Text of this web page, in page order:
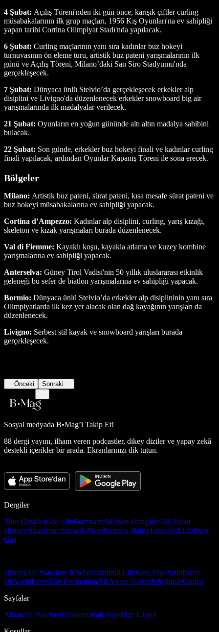
4 Şubat: Açılış Töreni'nden iki gün önce, karışık çiftler curling
müsabakalarının ilk grup maçları, 1956 Kış Oyunları'na ev sahipliği
yapan tarihi Cortina Olimpiyat Stadı'nda yapılacak.
6 Şubat: Curling maçlarının yanı sıra kadınlar buz hokeyi
turnuvasının ön eleme turu, artistik buz pateni yarışmalarının ilk
günü ve Açılış Töreni, Milano’daki San Siro Stadyumu'nda
gerçekleşecek.
7 Şubat: Dünyaca ünlü Stelvio’da gerçekleşecek erkekler alp
disiplini ve Livigno'da düzenlenecek erkekler snowboard big air
yarışmalarında ilk madalyalar verilecek.
21 Şubat: Oyunların en yoğun gününde altı altın madalya sahibini
bulacak.
22 Şubat: Son günde, erkekler buz hokeyi finali ve kadınlar curling
finali yapılacak, ardından Oyunlar Kapanış Töreni ile sona erecek.
Bölgeler
Milano: Artistik buz pateni, sürat pateni, kısa mesafe sürat pateni ve
buz hokeyi müsabakalarına ev sahipliği yapacak.
Cortina d’Ampezzo: Kadınlar alp disiplini, curling, yarış kızağı,
skeleton ve kızak yarışmaları burada düzenlenecek.
Val di Fiemme: Kayaklı koşu, kayakla atlama ve kuzey kombine
yarışmalarına ev sahipliği yapacak.
Anterselva: Güney Tirol Vadisi'nin 50 yıllık uluslararası etkinlik
geleneği bu sefer de biatlon yarışmalarına ev sahipliği yapacak.
Bormio: Dünyaca ünlü Stelvio’da erkekler alp disiplininin yanı sıra
Olimpiyatlarda ilk kez yer alacak olan dağ kayağının yarışları da
düzenlenecek.
Livigno: Serbest stil kayak ve snowboard yarışları burada
gerçekleşecek.
Önceki Sonraki
Sosyal medyada B•Mag’i Takip Et!
88 dergi yayını, ilham veren podcastler, dikey diziler ve yapay zekâ
destekli içerikler bir arada. Ekranlarınızı dik tutun.
Dergiler
Tüm DergilerCeo LifeFormsanteMaison FrançaiseAll About
HistoryAtlasAuto ShowB-MagBurdaEv BahçeEvimHELLO!Hey
Girl
History Of WarHow It Worksİstanbul LifeKore PopPozitifStart
UpYachtLevelElle DecorationAll About SpaceBebeğimleCapital
Sayfalar
Abonelik PaketleriHakkımızdaKünyeBize Ulaşın